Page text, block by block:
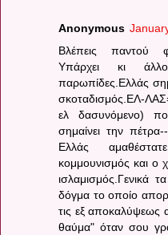
Anonymous
Βλέπεις παντού
Υπάρχει κι
παρωπίδες.Ελλάς
σκοταδισμός.ΕΛ-
ελ δασυνόμενο)
σημαίνει την
Ελλάς
κομμουνισμός και ο
ισλαμισμός.Γενικά
δόγμα το οποίο
τις εξ αποκαλύψεως
θαύμα" όταν σου